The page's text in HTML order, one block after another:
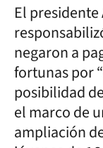
El
negaron a
fortunas por
posibilidad
el marco de
ampliación